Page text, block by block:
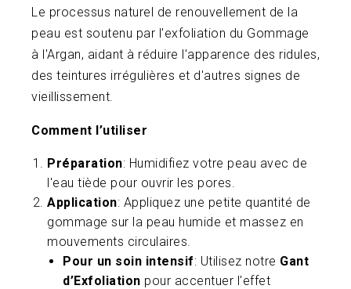
Le processus naturel de renouvellement de la
peau est soutenu par l'exfoliation du Gommage
à l'Argan, aidant à réduire l'apparence des ridules,
des teintures irrégulières et d'autres signes de
vieillissement.
Comment l’utiliser
Préparation: Humidifiez votre peau avec de
l'eau tiède pour ouvrir les pores.
Application: Appliquez une petite quantité de
gommage sur la peau humide et massez en
mouvements circulaires.
Pour un soin intensif: Utilisez notre Gant
d’Exfoliation pour accentuer l'effet